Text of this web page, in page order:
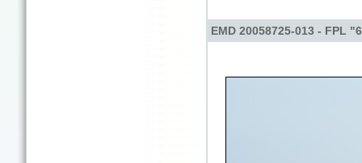
EMD 20058725-013 - FPL